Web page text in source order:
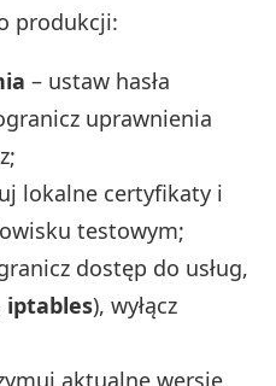
produkcji:
– ustaw hasła
uprawnienia
lokalne certyfikaty i
testowym;
dostęp do usług,
iptables), wyłącz
aktualne wersje